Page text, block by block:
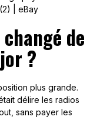
changé de
?
plus grande.
délire les radios
sans payer les